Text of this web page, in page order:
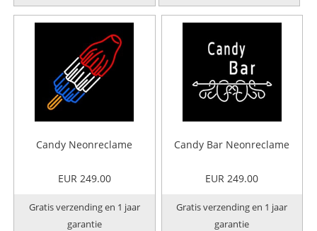
Candy Neonreclame
EUR 249.00
Gratis verzending en 1 jaar
garantie
Candy Bar Neonreclame
EUR 249.00
Gratis verzending en 1 jaar
garantie